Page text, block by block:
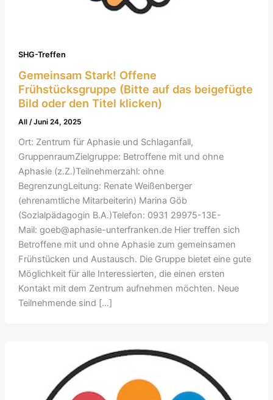
SHG-Treffen
Gemeinsam Stark! Offene
Frühstücksgruppe (Bitte auf das beigefügte
Bild oder den Titel klicken)
All /Juni 24, 2025
Ort: Zentrum für Aphasie und Schlaganfall,
GruppenraumZielgruppe: Betroffene mit und ohne
Aphasie (z.Z.)Teilnehmerzahl: ohne
BegrenzungLeitung: Renate Weißenberger
(ehrenamtliche Mitarbeiterin) Marina Göb
(Sozialpädagogin B.A.)Telefon: 0931 29975-13E-
Mail: goeb@aphasie-unterfranken.de Hier treffen sich
Betroffene mit und ohne Aphasie zum gemeinsamen
Frühstücken und Austausch. Die Gruppe bietet eine gute
Möglichkeit für alle Interessierten, die einen ersten
Kontakt mit dem Zentrum aufnehmen möchten. Neue
Teilnehmende sind […]